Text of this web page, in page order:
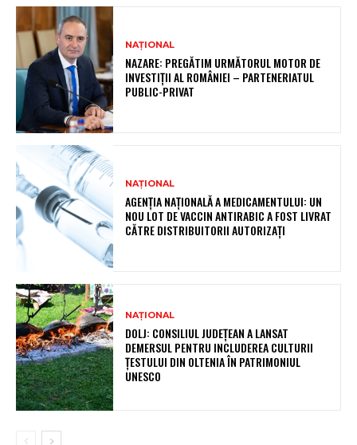
NAȚIONAL
NAZARE: PREGĂTIM URMĂTORUL MOTOR DE
INVESTIȚII AL ROMÂNIEI – PARTENERIATUL
PUBLIC-PRIVAT
NAȚIONAL
AGENȚIA NAȚIONALĂ A MEDICAMENTULUI: UN
NOU LOT DE VACCIN ANTIRABIC A FOST LIVRAT
CĂTRE DISTRIBUITORII AUTORIZAȚI
NAȚIONAL
DOLJ: CONSILIUL JUDEȚEAN A LANSAT
DEMERSUL PENTRU INCLUDEREA CULTURII
ȚESTULUI DIN OLTENIA ÎN PATRIMONIUL
UNESCO